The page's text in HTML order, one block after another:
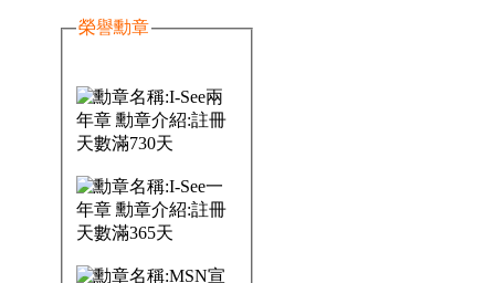
榮譽勳章